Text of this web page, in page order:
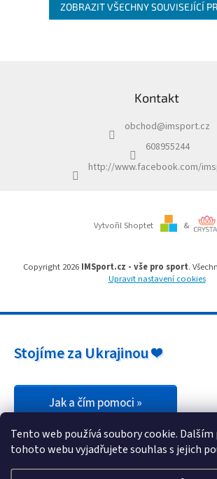
Tento web používá soubory cookie.
tohoto webu vyjadřujete souhlas s jejich
ZOBRAZIT VŠECHNY SOUVISEJÍCÍ
Kontakt
obchod@imsport.cz
608955244
http://www.facebook.com/
Vytvořil Shoptet &
Copyright 2026 IMSport.cz - vše pro sport.
Upravit nastavení cookies
Stojíme za Ukrajinou ❤️
Jak a čím pomoci »